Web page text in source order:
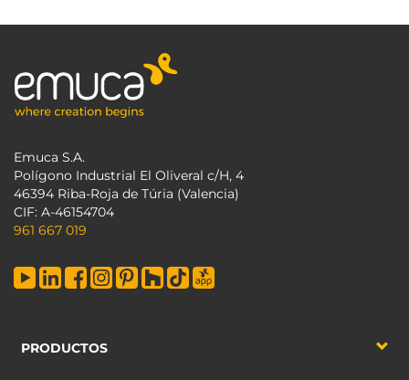
Emuca S.A.
Polígono Industrial El Oliveral c/H, 4
46394 Riba-Roja de Túria (Valencia)
CIF: A-46154704
961 667 019
PRODUCTOS